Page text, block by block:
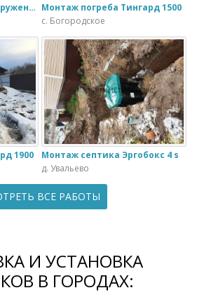
Монтаж очистного сооружения Тверь - 1.1ПН в загородном доме Монтаж погреба Тингард 1500
с. Богородское
1900
Монтаж септика Эргобокс 4 s
д. Увальево
ВСЕ РАБОТЫ
И УСТАНОВКА
В ГОРОДАХ: